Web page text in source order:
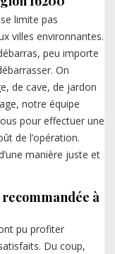
limite pas
villes environnantes.
peu importe
On
de cave, de jardon
notre équipe
pour effectuer une
de l’opération.
manière juste et
à
pu profiter
Du coup,